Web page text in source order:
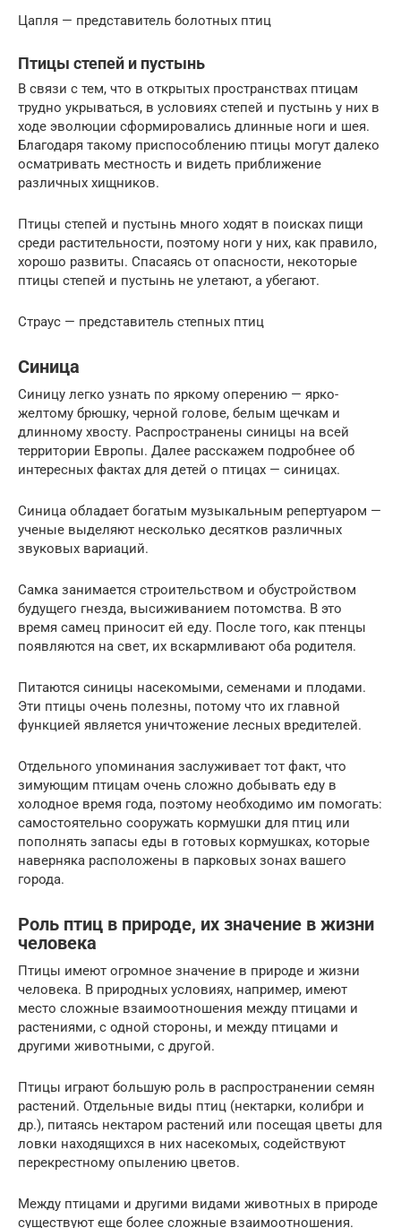
Цапля — представитель болотных птиц
Птицы степей и пустынь
В связи с тем, что в открытых пространствах птицам
трудно укрываться, в условиях степей и пустынь у них в
ходе эволюции сформировались длинные ноги и шея.
Благодаря такому приспособлению птицы могут далеко
осматривать местность и видеть приближение
различных хищников.
Птицы степей и пустынь много ходят в поисках пищи
среди растительности, поэтому ноги у них, как правило,
хорошо развиты. Спасаясь от опасности, некоторые
птицы степей и пустынь не улетают, а убегают.
Страус — представитель степных птиц
Синица
Синицу легко узнать по яркому оперению — ярко-
желтому брюшку, черной голове, белым щечкам и
длинному хвосту. Распространены синицы на всей
территории Европы. Далее расскажем подробнее об
интересных фактах для детей о птицах — синицах.
Синица обладает богатым музыкальным репертуаром —
ученые выделяют несколько десятков различных
звуковых вариаций.
Самка занимается строительством и обустройством
будущего гнезда, высиживанием потомства. В это
время самец приносит ей еду. После того, как птенцы
появляются на свет, их вскармливают оба родителя.
Питаются синицы насекомыми, семенами и плодами.
Эти птицы очень полезны, потому что их главной
функцией является уничтожение лесных вредителей.
Отдельного упоминания заслуживает тот факт, что
зимующим птицам очень сложно добывать еду в
холодное время года, поэтому необходимо им помогать:
самостоятельно сооружать кормушки для птиц или
пополнять запасы еды в готовых кормушках, которые
наверняка расположены в парковых зонах вашего
города.
Роль птиц в природе, их значение в жизни
человека
Птицы имеют огромное значение в природе и жизни
человека. В природных условиях, например, имеют
место сложные взаимоотношения между птицами и
растениями, с одной стороны, и между птицами и
другими животными, с другой.
Птицы играют большую роль в распространении семян
растений. Отдельные виды птиц (нектарки, колибри и
др.), питаясь нектаром растений или посещая цветы для
ловки находящихся в них насекомых, содействуют
перекрестному опылению цветов.
Между птицами и другими видами животных в природе
существуют еще более сложные взаимоотношения.